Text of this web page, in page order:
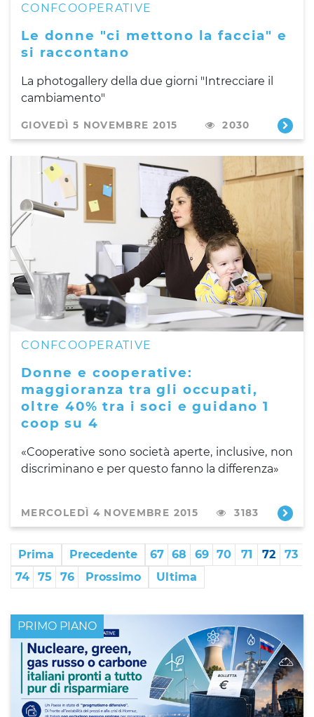
CONFCOOPERATIVE
Le donne "ci mettono la faccia" e
si raccontano
La photogallery della due giorni "Intrecciare il
cambiamento"
GIOVEDÌ 5 NOVEMBRE 2015 2030
CONFCOOPERATIVE
Donne e cooperative:
maggioranza tra gli occupati,
oltre 40% tra i soci e guidano 1
coop su 4
«Cooperative sono società aperte, inclusive, non
discriminano e per questo fanno la differenza»
MERCOLEDÌ 4 NOVEMBRE 2015 3183
Prima Precedente 67 68 69 70 71 72
73
74
75 76 Prossimo Ultima
PRIMO PIANO